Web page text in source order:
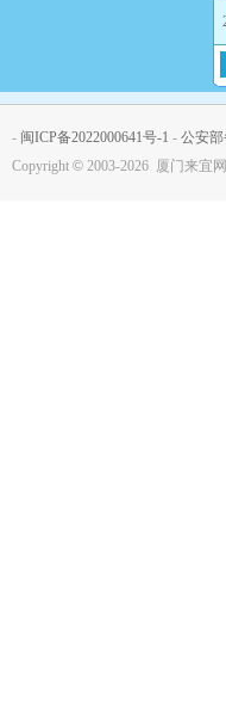
- 闽ICP备2022000641号-1 - 公安部
Copyright © 2003-2026 厦门来宜